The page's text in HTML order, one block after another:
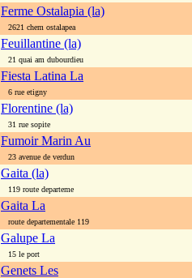
Ferme Ostalapia (la)
2621 chem ostalapea
Feuillantine (la)
21 quai am dubourdieu
Fiesta Latina La
6 rue etigny
Florentine (la)
31 rue sopite
Fumoir Marin Au
23 avenue de verdun
Gaita (la)
119 route departeme
Gaita La
route departementale 119
Galupe La
15 le port
Genets Les